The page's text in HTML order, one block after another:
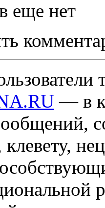
еще нет
— в